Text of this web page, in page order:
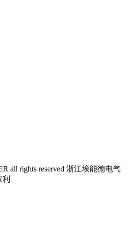
all rights reserved 浙江埃能德电气